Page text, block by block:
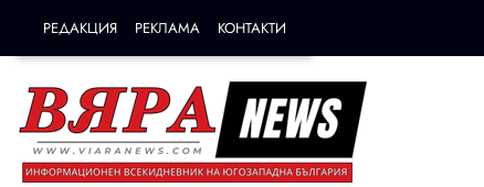
РЕДАКЦИЯ РЕКЛАМА КОНТАКТИ